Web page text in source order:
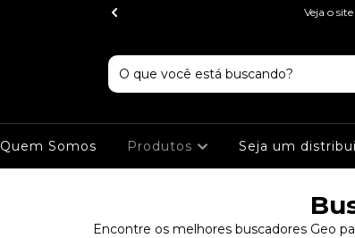
Veja o
Quem Somos Produtos Seja um
Encontre os melhores buscadores Geo